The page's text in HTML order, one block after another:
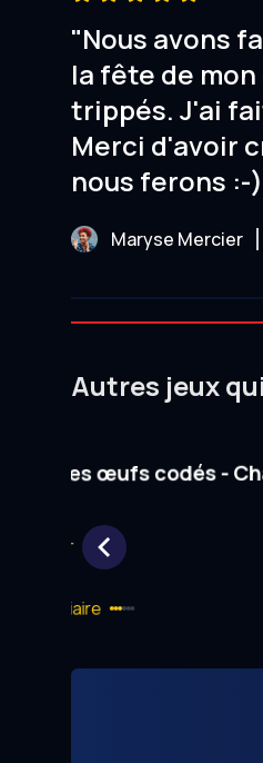
"Nous avons
la fête de
trippés. J'ai
Merci d'avoir
nous ferons :-
Maryse Mercier
Autres jeux
des œufs codés -
5 ans et +
Intermédiaire
Item